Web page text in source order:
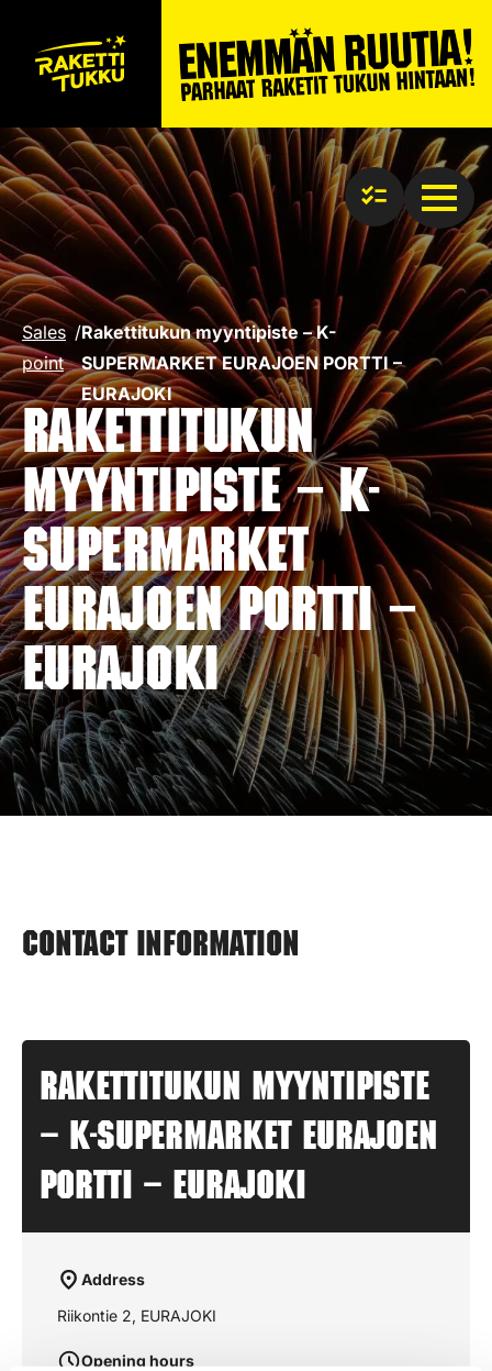
Sales
point
/Rakettitukun myyntipiste – K-
SUPERMARKET EURAJOEN PORTTI –
EURAJOKI
Rakettitukun
myyntipiste – K-
SUPERMARKET
EURAJOEN PORTTI –
EURAJOKI
Contact information
Rakettitukun myyntipiste
– K-SUPERMARKET EURAJOEN
PORTTI – EURAJOKI
Address
Riikontie 2, EURAJOKI
Opening hours